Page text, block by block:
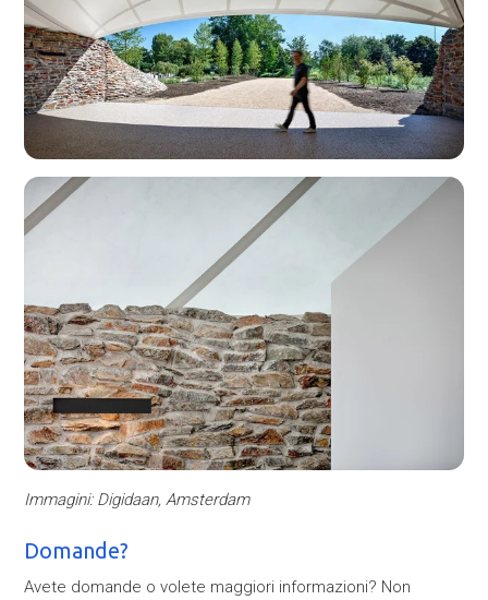
Immagini: Digidaan, Amsterdam
Domande?
Avete domande o volete maggiori informazioni? Non